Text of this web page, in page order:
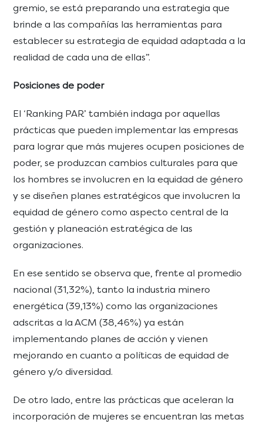
gremio, se está preparando una estrategia que
brinde a las compañías las herramientas para
establecer su estrategia de equidad adaptada a la
realidad de cada una de ellas”.
Posiciones de poder
El ‘Ranking PAR’ también indaga por aquellas
prácticas que pueden implementar las empresas
para lograr que más mujeres ocupen posiciones de
poder, se produzcan cambios culturales para que
los hombres se involucren en la equidad de género
y se diseñen planes estratégicos que involucren la
equidad de género como aspecto central de la
gestión y planeación estratégica de las
organizaciones.
En ese sentido se observa que, frente al promedio
nacional (31,32%), tanto la industria minero
energética (39,13%) como las organizaciones
adscritas a la ACM (38,46%) ya están
implementando planes de acción y vienen
mejorando en cuanto a políticas de equidad de
género y/o diversidad.
De otro lado, entre las prácticas que aceleran la
incorporación de mujeres se encuentran las metas